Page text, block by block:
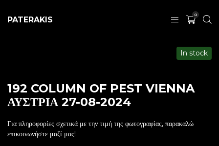
PATERAKIS
0
192 COLUMN OF PEST VIENNA
ΑΥΣΤΡΙΑ 27-08-2024
In stock
Για πληροφορίες σχετικά με την τιμή της φωτογραφίας, παρακαλώ
επικοινωνήστε μαζί μας!